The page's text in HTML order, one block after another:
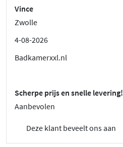
Vince
Zwolle
4-08-2026
Badkamerxxl.nl
Scherpe prijs en snelle levering!
Aanbevolen
Deze klant beveelt ons aan